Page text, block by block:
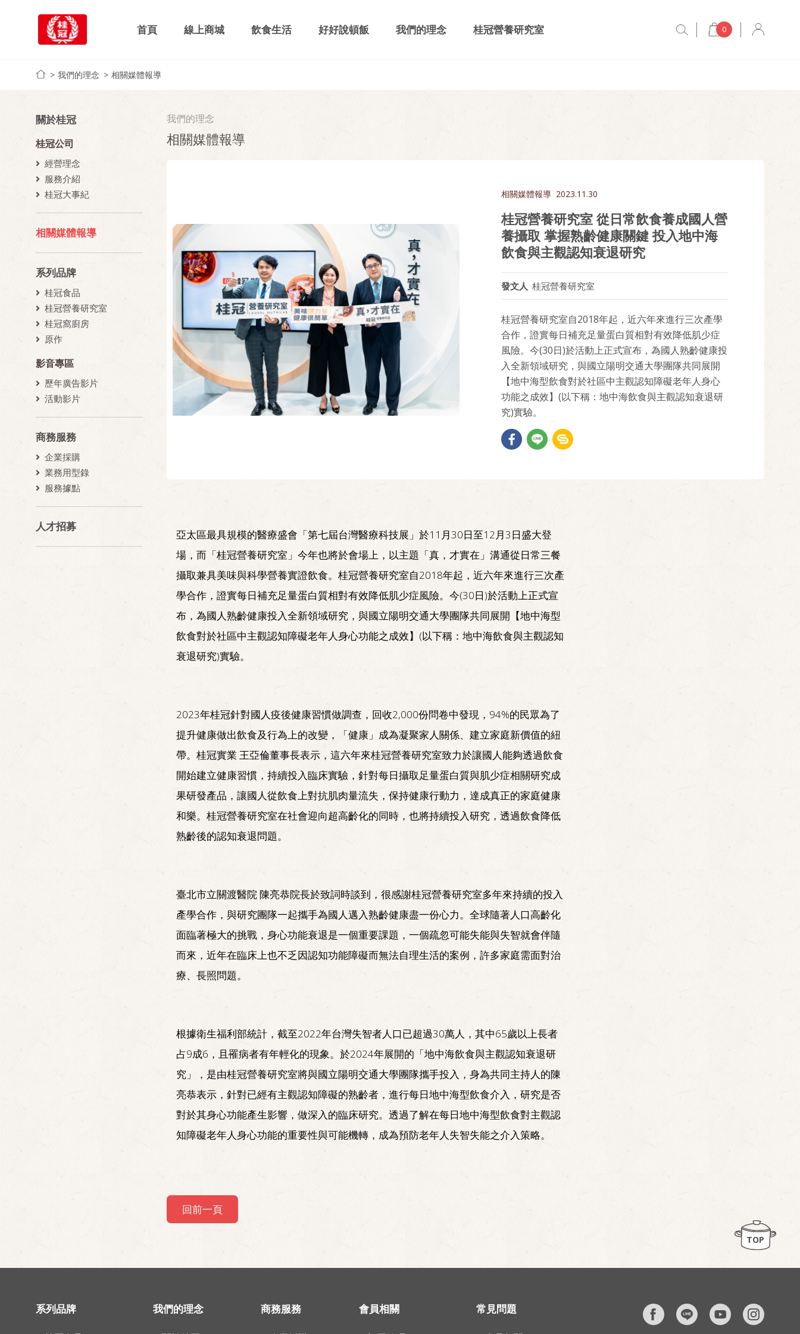
首頁 線上商城 飲食生活 好好說頓飯 我們的理念 桂冠營養研究室 0
我們的理念 相關媒體報導
關於桂冠
桂冠公司
經營理念
服務介紹
桂冠大事紀
相關媒體報導
系列品牌
桂冠食品
桂冠營養研究室
桂冠窩廚房
原作
影音專區
歷年廣告影片
活動影片
商務服務
企業採購
業務用型錄
服務據點
人才招募
我們的理念
相關媒體報導
相關媒體報導 2023.11.30
桂冠營養研究室 從日常飲食養成國人營
養攝取 掌握熟齡健康關鍵 投入地中海
飲食與主觀認知衰退研究
發文人 桂冠營養研究室
桂冠營養研究室自2018年起，近六年來進行三次產學
合作，證實每日補充足量蛋白質相對有效降低肌少症
風險。今(30日)於活動上正式宣布，為國人熟齡健康投
入全新領域研究，與國立陽明交通大學團隊共同展開
【地中海型飲食對於社區中主觀認知障礙老年人身心
功能之成效】(以下稱：地中海飲食與主觀認知衰退研
究)實驗。
亞太區最具規模的醫療盛會「第七屆台灣醫療科技展」於11月30日至12月3日盛大登
場，而「桂冠營養研究室」今年也將於會場上，以主題「真，才實在」溝通從日常三餐
攝取兼具美味與科學營養實證飲食。桂冠營養研究室自2018年起，近六年來進行三次產
學合作，證實每日補充足量蛋白質相對有效降低肌少症風險。今(30日)於活動上正式宣
布，為國人熟齡健康投入全新領域研究，與國立陽明交通大學團隊共同展開【地中海型
飲食對於社區中主觀認知障礙老年人身心功能之成效】(以下稱：地中海飲食與主觀認知
衰退研究)實驗。
2023年桂冠針對國人疫後健康習慣做調查，回收2,000份問卷中發現，94%的民眾為了
提升健康做出飲食及行為上的改變，「健康」成為凝聚家人關係、建立家庭新價值的紐
帶。桂冠實業 王亞倫董事長表示，這六年來桂冠營養研究室致力於讓國人能夠透過飲食
開始建立健康習慣，持續投入臨床實驗，針對每日攝取足量蛋白質與肌少症相關研究成
果研發產品，讓國人從飲食上對抗肌肉量流失，保持健康行動力，達成真正的家庭健康
和樂。桂冠營養研究室在社會迎向超高齡化的同時，也將持續投入研究，透過飲食降低
熟齡後的認知衰退問題。
臺北市立關渡醫院 陳亮恭院長於致詞時談到，很感謝桂冠營養研究室多年來持續的投入
產學合作，與研究團隊一起攜手為國人邁入熟齡健康盡一份心力。全球隨著人口高齡化
面臨著極大的挑戰，身心功能衰退是一個重要課題，一個疏忽可能失能與失智就會伴隨
而來，近年在臨床上也不乏因認知功能障礙而無法自理生活的案例，許多家庭需面對治
療、長照問題。
根據衛生福利部統計，截至2022年台灣失智者人口已超過30萬人，其中65歲以上長者
占9成6，且罹病者有年輕化的現象。於2024年展開的「地中海飲食與主觀認知衰退研
究」，是由桂冠營養研究室將與國立陽明交通大學團隊攜手投入，身為共同主持人的陳
亮恭表示，針對已經有主觀認知障礙的熟齡者，進行每日地中海型飲食介入，研究是否
對於其身心功能產生影響，做深入的臨床研究。透過了解在每日地中海型飲食對主觀認
知障礙老年人身心功能的重要性與可能機轉，成為預防老年人失智失能之介入策略。
回前一頁
TOP
系列品牌 我們的理念 商務服務 會員相關 常見問題